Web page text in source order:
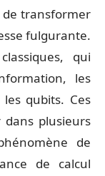
de transformer
fulgurante.
qui
les
qubits. Ces
plusieurs
de
de calcul